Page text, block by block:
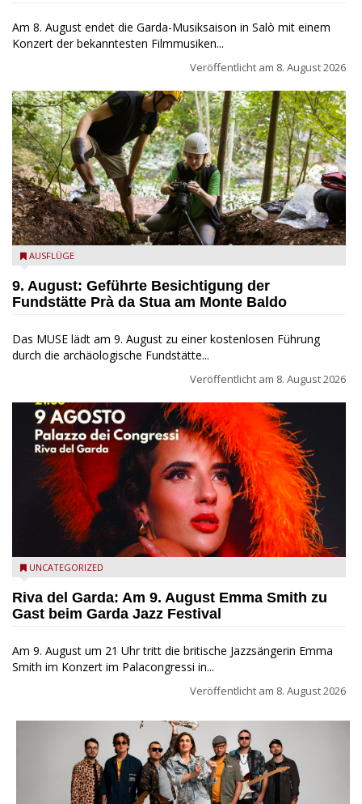
Am 8. August endet die Garda-Musiksaison in Salò mit einem
Konzert der bekanntesten Filmmusiken...
Veröffentlicht am 8. August 2026
die archäologische Fundstätte Riparo Prà da Stua am Monte
AUSFLÜGE
9. August: Geführte Besichtigung der
Fundstätte Prà da Stua am Monte Baldo
Das MUSE lädt am 9. August zu einer kostenlosen Führung
durch die archäologische Fundstätte...
Veröffentlicht am 8. August 2026
Riva del Garda - Emma Smith zu Gast beim Garda Jazz
UNCATEGORIZED
Riva del Garda: Am 9. August Emma Smith zu
Gast beim Garda Jazz Festival
Am 9. August um 21 Uhr tritt die britische Jazzsängerin Emma
Smith im Konzert im Palacongressi in...
Veröffentlicht am 8. August 2026